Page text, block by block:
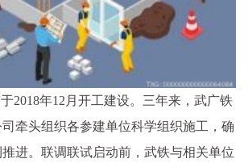
2018年12月开工建设。三年来，武广铁
牵头组织各参建单位科学组织施工，确
进。联调联试启动前，武铁与相关单位